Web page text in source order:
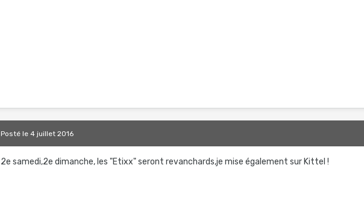
Postéle 4 juillet 2016
2e samedi,2e dimanche, les "Etixx" seront revanchards,je mise également sur Kittel !